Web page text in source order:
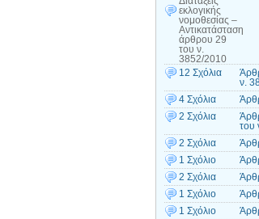
εκλογικής
νομοθεσίας –
Αντικατάσταση
άρθρου 29
του ν.
3852/2010
12 Σχόλια
ν.
4 Σχόλια
2 Σχόλια
του
2 Σχόλια
1 Σχόλιο
2 Σχόλια
1 Σχόλιο
1 Σχόλιο